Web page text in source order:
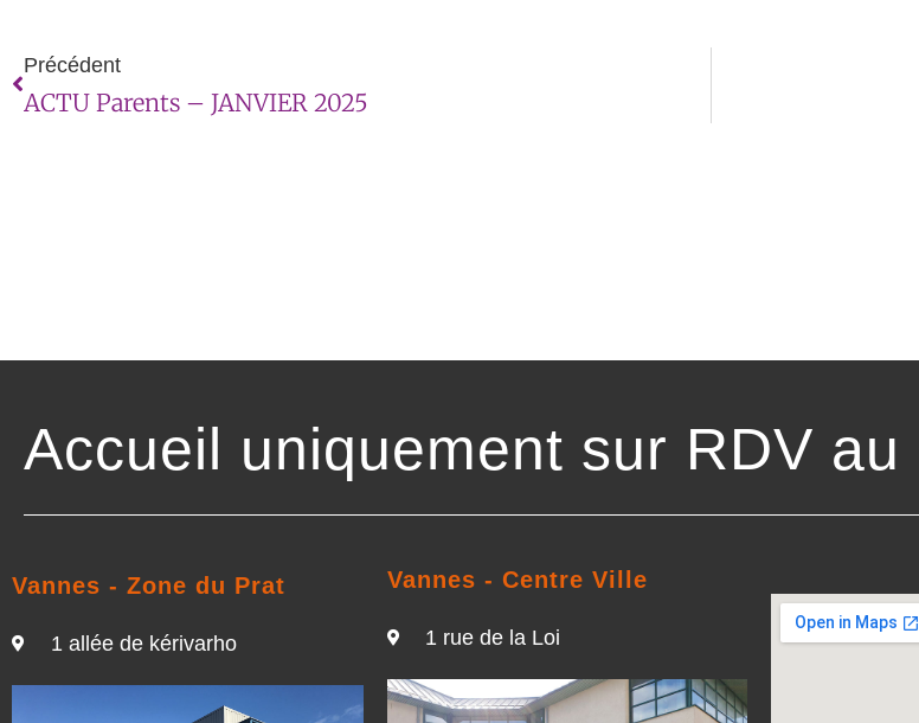
Précédent
ACTU Parents – JANVIER 2025
Accueil uniquement sur RDV
Vannes - Zone du Prat
1 allée de kérivarho
Vannes - Centre Ville
1 rue de la Loi